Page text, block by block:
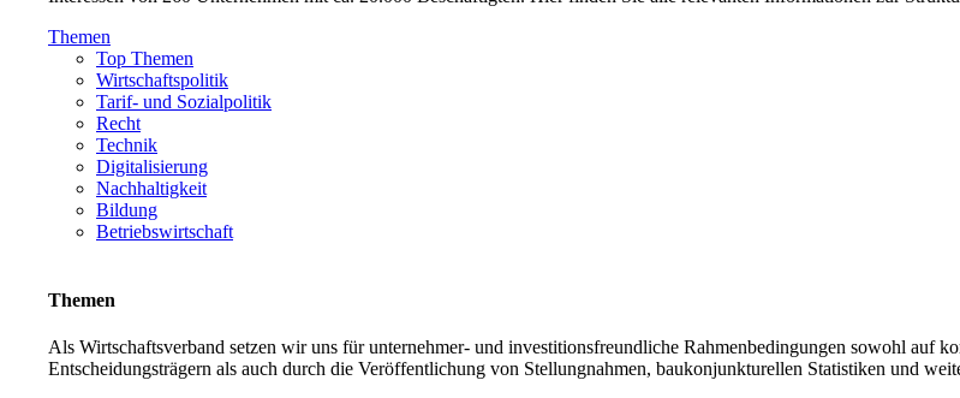
Themen
Top Themen
Wirtschaftspolitik
Tarif- und Sozialpolitik
Recht
Technik
Digitalisierung
Nachhaltigkeit
Bildung
Betriebswirtschaft
Themen
Als Wirtschaftsverband setzen wir uns für unternehmer- und investitionsfreundliche Rahmenbedingungen sowohl auf
Entscheidungsträgern als auch durch die Veröffentlichung von Stellungnahmen, baukonjunkturellen Statistiken und